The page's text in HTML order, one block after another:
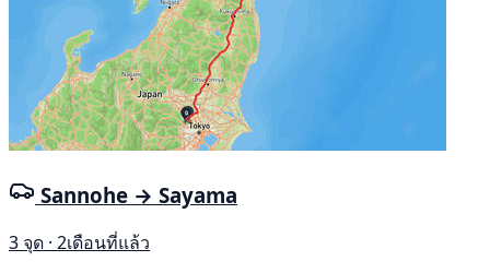
Sannohe → Sayama
3 จุด · 2เดือนที่แล้ว